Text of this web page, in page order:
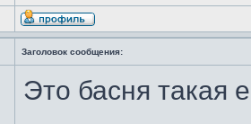
Заголовок сообщения:
Это басня такая